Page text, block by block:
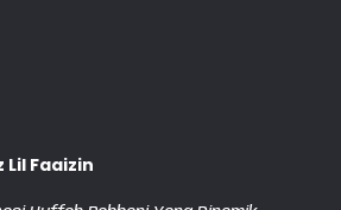
Faaizin